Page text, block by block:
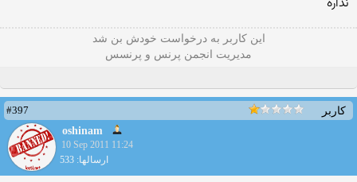
این كاربر به درخواست خودش بن شد
مدیریت انجمن پرنس و پرنسس
کاربر
#397
oshinam
10 Sep 2011 11:24
ارسالها: 533